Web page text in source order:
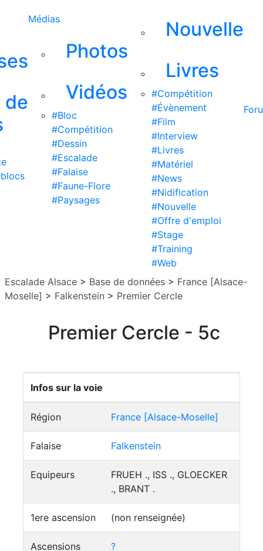
de
Médias
Photos
Vidéos
#Bloc
#Compétition
#Dessin
#Escalade
#Falaise
#Faune-Flore
#Paysages
Nouvelle
Livres
#Compétition
#Évènement
#Film
#Interview
#Livres
#Matériel
#News
#Nidification
#Nouvelle
#Offre d'emploi
#Stage
#Training
#Web
Escalade Alsace > Base de données > France [Alsace-
Moselle] > Falkenstein > Premier Cercle
Premier Cercle - 5c
Infos sur la voie
Région France [Alsace-Moselle]
Falaise Falkenstein
Equipeurs
FRUEH ., ISS ., GLOECKER
., BRANT .
1ere ascension (non renseignée)
Ascensions
?